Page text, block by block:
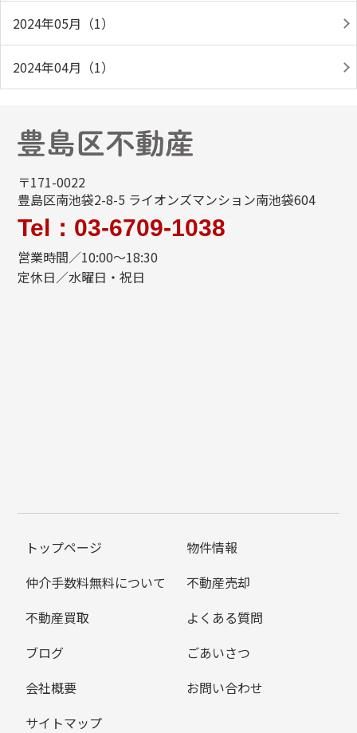
2024年05月（1）
2024年04月（1）
〒171-0022
豊島区南池袋2-8-5 ライオンズマンション南池袋604
Tel：03-6709-1038
営業時間／10:00～18:30
定休日／水曜日・祝日
トップページ
物件情報
仲介手数料無料について
不動産売却
不動産買取
よくある質問
ブログ
ごあいさつ
会社概要
お問い合わせ
サイトマップ